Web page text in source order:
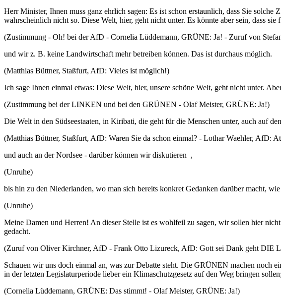
Herr Minister, Ihnen muss ganz ehrlich sagen: Es ist schon erstaunlich, dass Sie
wahrscheinlich nicht so. Diese Welt, hier, geht nicht unter. Es könnte aber sein, dass
(Zustimmung - Oh! bei der AfD - Cornelia Lüddemann, GRÜNE: Ja! - Zuruf von
und wir z. B. keine Landwirtschaft mehr betreiben können. Das ist durchaus möglich.
(Matthias Büttner, Staßfurt, AfD: Vieles ist möglich!)
Ich sage Ihnen einmal etwas: Diese Welt, hier, unsere schöne Welt, geht nicht unter.
(Zustimmung bei der LINKEN und bei den GRÜNEN - Olaf Meister, GRÜNE: Ja!)
Die Welt in den Südseestaaten, in Kiribati, die geht für die Menschen unter, auch auf
(Matthias Büttner, Staßfurt, AfD: Waren Sie da schon einmal? - Lothar Waehler, AfD:
und auch an der Nordsee - darüber können wir diskutieren ,
(Unruhe)
bis hin zu den Niederlanden, wo man sich bereits konkret Gedanken darüber macht,
(Unruhe)
Meine Damen und Herren! An dieser Stelle ist es wohlfeil zu sagen, wir sollen hier
gedacht.
(Zuruf von Oliver Kirchner, AfD - Frank Otto Lizureck, AfD: Gott sei Dank geht DIE
Schauen wir uns doch einmal an, was zur Debatte steht. Die GRÜNEN machen noch
in der letzten Legislaturperiode lieber ein Klimaschutzgesetz auf den Weg bringen
(Cornelia Lüddemann, GRÜNE: Das stimmt! - Olaf Meister, GRÜNE: Ja!)